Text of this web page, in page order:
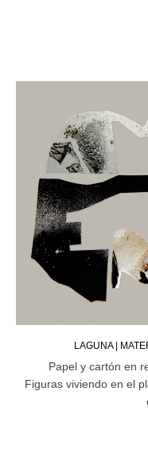
LAGUNA |
Papel y cartón en
Figuras viviendo en el